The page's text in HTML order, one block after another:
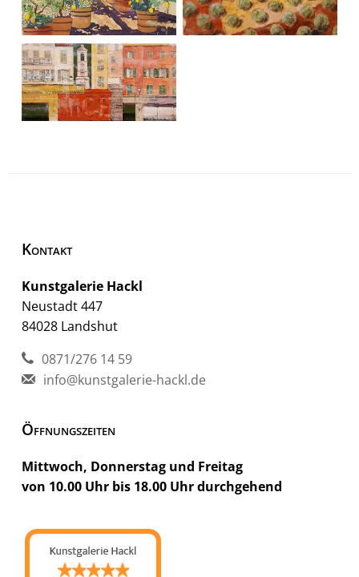
Kontakt
Kunstgalerie Hackl
Neustadt 447
84028 Landshut
0871/276 14 59
info@kunstgalerie-hackl.de
Öffnungszeiten
Mittwoch, Donnerstag und Freitag
von 10.00 Uhr bis 18.00 Uhr durchgehend